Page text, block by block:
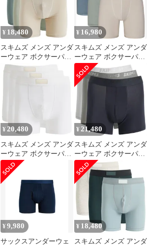
¥ 18,480
スキムズ メンズ アンダ
ーウェア ボクサーパン
ツ コットン SKIMS
Cotton Boxer Brief 5
3Pack Stone Multi スト
¥ 16,980
スキムズ メンズ アンダ
ーウェア ボクサーパン
ツ コットン SKIMS
Mens Cotton 5 Boxer
Briefs 3 Pack Stone Multi
¥ 20,480
スキムズ メンズ アンダ
ーウェア ボクサーパン
ツ コットン SKIMS
Cotton Boxer Brief 3
3Pack Chalk チョーク
¥ 21,480
スキムズ メンズ アンダ
ーウェア ボクサーパン
ツ コットン SKIMS
Cotton Boxer Brief 3
3Pack Gunmetal Multi ガ
ンメタル
¥ 9,980
サックスアンダーウェ
¥ 18,480
スキムズ メンズ アンダ